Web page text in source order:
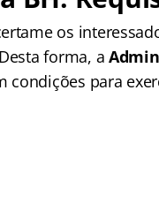
os
forma, a
condições para